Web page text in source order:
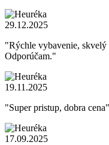
29.12.2025
"Rýchle vybavenie,
Odporúčam."
19.11.2025
"Super pristup, dobra cena"
17.09.2025